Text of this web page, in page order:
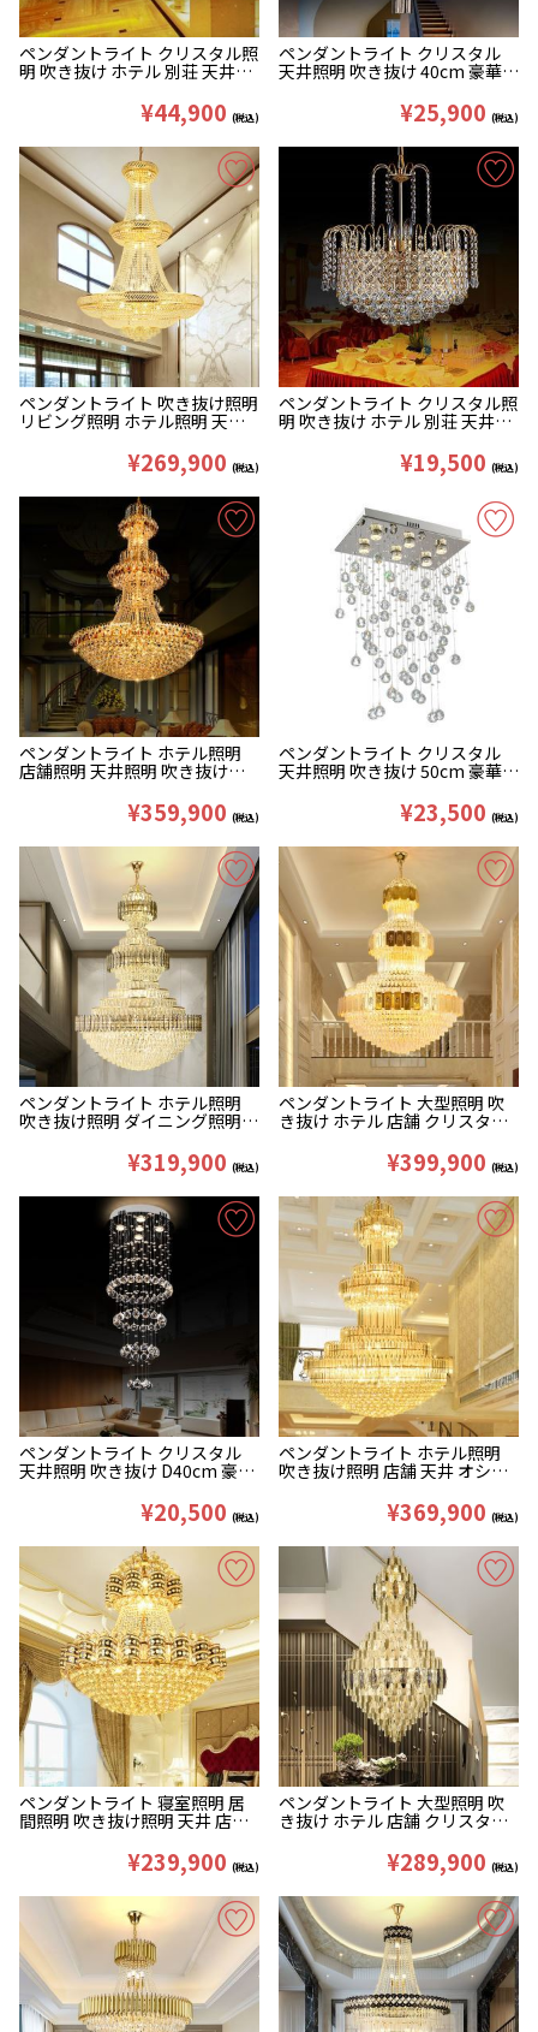
ペンダントライト クリスタル照
明 吹き抜け ホテル 別荘 天井照
¥44,900 (税込)
ペンダントライト クリスタル
天井照明 吹き抜け 40cm 豪華 5
¥25,900 (税込)
ペンダントライト 吹き抜け照明
リビング照明 ホテル照明 天井
金色 D120/150cm¥269,900 (税込)
ペンダントライト クリスタル照
明 吹き抜け ホテル 別荘 天井照
¥19,500 (税込)
ペンダントライト ホテル照明
店舗照明 天井照明 吹き抜け照
D120/150/180/200/250cm
¥359,900 (税込)
ペンダントライト クリスタル
天井照明 吹き抜け 50cm 豪華 6
¥23,500 (税込)
ペンダントライト ホテル照明
吹き抜け照明 ダイニング照明
色 D120/150cm¥319,900 (税込)
ペンダントライト 大型照明 吹
き抜け ホテル 店舗 クリスタル
¥399,900 (税込)
ペンダントライト クリスタル
天井照明 吹き抜け D40cm 豪華
¥20,500 (税込)
ペンダントライト ホテル照明
吹き抜け照明 店舗 天井 オシャ
D120/150/180/200cm
¥369,900 (税込)
ペンダントライト 寝室照明 居
間照明 吹き抜け照明 天井 店舗
ア&金色 D100/120/150cm
¥239,900 (税込)
ペンダントライト 大型照明 吹
き抜け ホテル 店舗 クリスタル
¥289,900 (税込)